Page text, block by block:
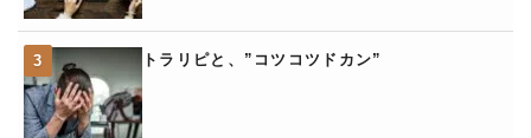
トラリピと、”コツコツドカン”